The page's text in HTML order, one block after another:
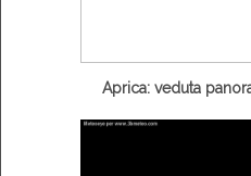
Aprica: veduta